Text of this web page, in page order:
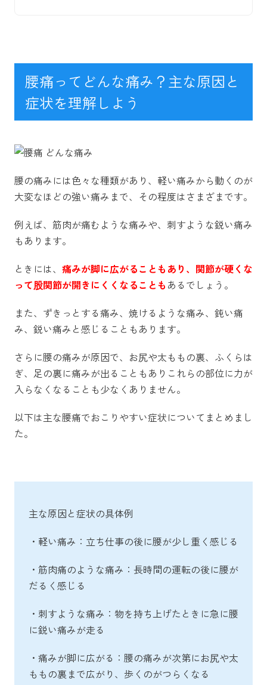
腰痛ってどんな痛み？主な原因と
症状を理解しよう
腰の痛みには色々な種類があり、 軽い痛みから動くのが
大変なほどの強い痛みまで、その程度はさまざまです。
例えば、筋肉が痛むような痛みや、刺すような鋭い痛み
もあります。
ときには、 痛みが脚に広がることもあり、関節が硬くな
って股関節が開きにくくなることも あるでしょう。
また、ずきっとする痛み、焼けるような痛み、鈍い痛
み、鋭い痛みと感じることもあります。
さらに腰の痛みが原因で、お尻や太ももの裏、ふくらは
ぎ、足の裏に痛みが出ることもあり これらの部位に力が
入らなくなることも少なくありません。
以下は主な腰痛でおこりやすい症状についてまとめまし
た。
主な原因と症状の具体例
・軽い痛み：立ち仕事の後に腰が少し重く感じる
・筋肉痛のような痛み：長時間の運転の後に腰が
だるく感じる
・刺すような痛み：物を持ち上げたときに急に腰
に鋭い痛みが走る
・痛みが脚に広がる：腰の痛みが次第にお尻や太
ももの裏まで広がり、歩くのがつらくなる